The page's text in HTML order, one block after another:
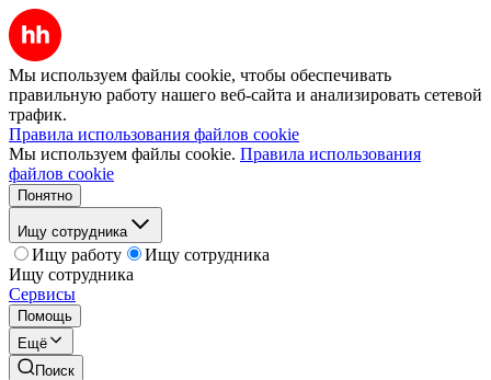
Мы используем файлы cookie, чтобы обеспечивать
правильную работу нашего веб-сайта и анализировать сетевой
трафик.
Правила использования файлов cookie
Мы используем файлы cookie. Правила использования
файлов cookie
Понятно
Ищу сотрудника
Ищу работу
Ищу сотрудника
Ищу сотрудника
Сервисы
Помощь
Ещё
Поиск